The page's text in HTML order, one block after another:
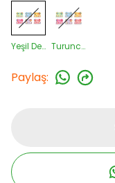
Yeşil Desenli Turuncu Desenli
Paylaş: